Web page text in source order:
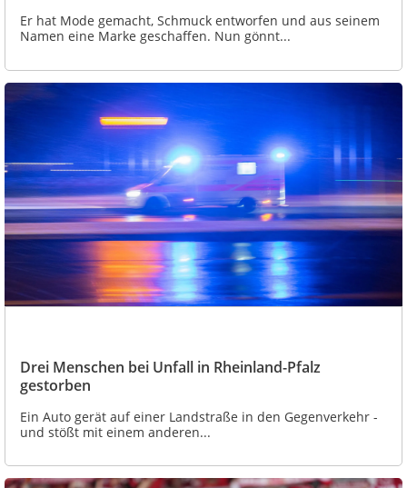
Er hat Mode gemacht, Schmuck entworfen und aus seinem
Namen eine Marke geschaffen. Nun gönnt...
Drei Menschen bei Unfall in Rheinland-Pfalz
gestorben
Ein Auto gerät auf einer Landstraße in den Gegenverkehr -
und stößt mit einem anderen...